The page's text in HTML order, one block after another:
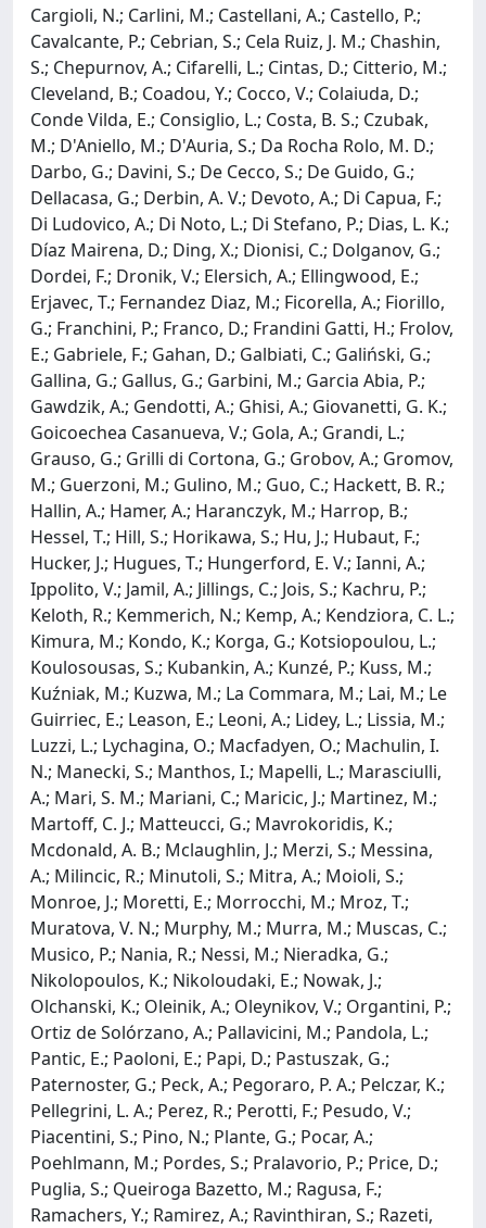
Cargioli, N.; Carlini, M.; Castellani, A.; Castello, P.;
Cavalcante, P.; Cebrian, S.; Cela Ruiz, J. M.; Chashin,
S.; Chepurnov, A.; Cifarelli, L.; Cintas, D.; Citterio, M.;
Cleveland, B.; Coadou, Y.; Cocco, V.; Colaiuda, D.;
Conde Vilda, E.; Consiglio, L.; Costa, B. S.; Czubak,
M.; D'Aniello, M.; D'Auria, S.; Da Rocha Rolo, M. D.;
Darbo, G.; Davini, S.; De Cecco, S.; De Guido, G.;
Dellacasa, G.; Derbin, A. V.; Devoto, A.; Di Capua, F.;
Di Ludovico, A.; Di Noto, L.; Di Stefano, P.; Dias, L. K.;
Díaz Mairena, D.; Ding, X.; Dionisi, C.; Dolganov, G.;
Dordei, F.; Dronik, V.; Elersich, A.; Ellingwood, E.;
Erjavec, T.; Fernandez Diaz, M.; Ficorella, A.; Fiorillo,
G.; Franchini, P.; Franco, D.; Frandini Gatti, H.; Frolov,
E.; Gabriele, F.; Gahan, D.; Galbiati, C.; Galiński, G.;
Gallina, G.; Gallus, G.; Garbini, M.; Garcia Abia, P.;
Gawdzik, A.; Gendotti, A.; Ghisi, A.; Giovanetti, G. K.;
Goicoechea Casanueva, V.; Gola, A.; Grandi, L.;
Grauso, G.; Grilli di Cortona, G.; Grobov, A.; Gromov,
M.; Guerzoni, M.; Gulino, M.; Guo, C.; Hackett, B. R.;
Hallin, A.; Hamer, A.; Haranczyk, M.; Harrop, B.;
Hessel, T.; Hill, S.; Horikawa, S.; Hu, J.; Hubaut, F.;
Hucker, J.; Hugues, T.; Hungerford, E. V.; Ianni, A.;
Ippolito, V.; Jamil, A.; Jillings, C.; Jois, S.; Kachru, P.;
Keloth, R.; Kemmerich, N.; Kemp, A.; Kendziora, C. L.;
Kimura, M.; Kondo, K.; Korga, G.; Kotsiopoulou, L.;
Koulosousas, S.; Kubankin, A.; Kunzé, P.; Kuss, M.;
Kuźniak, M.; Kuzwa, M.; La Commara, M.; Lai, M.; Le
Guirriec, E.; Leason, E.; Leoni, A.; Lidey, L.; Lissia, M.;
Luzzi, L.; Lychagina, O.; Macfadyen, O.; Machulin, I.
N.; Manecki, S.; Manthos, I.; Mapelli, L.; Marasciulli,
A.; Mari, S. M.; Mariani, C.; Maricic, J.; Martinez, M.;
Martoff, C. J.; Matteucci, G.; Mavrokoridis, K.;
Mcdonald, A. B.; Mclaughlin, J.; Merzi, S.; Messina,
A.; Milincic, R.; Minutoli, S.; Mitra, A.; Moioli, S.;
Monroe, J.; Moretti, E.; Morrocchi, M.; Mroz, T.;
Muratova, V. N.; Murphy, M.; Murra, M.; Muscas, C.;
Musico, P.; Nania, R.; Nessi, M.; Nieradka, G.;
Nikolopoulos, K.; Nikoloudaki, E.; Nowak, J.;
Olchanski, K.; Oleinik, A.; Oleynikov, V.; Organtini, P.;
Ortiz de Solórzano, A.; Pallavicini, M.; Pandola, L.;
Pantic, E.; Paoloni, E.; Papi, D.; Pastuszak, G.;
Paternoster, G.; Peck, A.; Pegoraro, P. A.; Pelczar, K.;
Pellegrini, L. A.; Perez, R.; Perotti, F.; Pesudo, V.;
Piacentini, S.; Pino, N.; Plante, G.; Pocar, A.;
Poehlmann, M.; Pordes, S.; Pralavorio, P.; Price, D.;
Puglia, S.; Queiroga Bazetto, M.; Ragusa, F.;
Ramachers, Y.; Ramirez, A.; Ravinthiran, S.; Razeti,